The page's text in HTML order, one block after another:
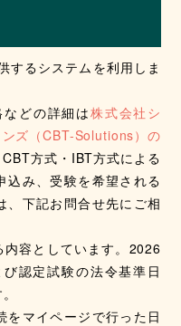
するシステムを利用しま
どの詳細は株式会社シ
ズ（CBT-Solutions）の
方式・IBT方式による
込み、受験を希望される
、下記お問合せ先にご相
容としています。2026
認定試験の法令基準日
をマイページで行った日